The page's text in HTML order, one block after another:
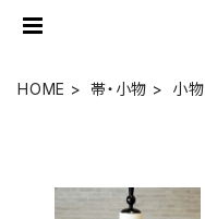
HOME 帯・小物 小物